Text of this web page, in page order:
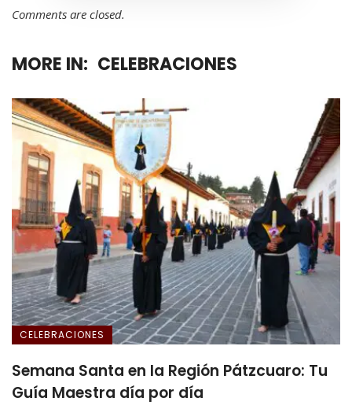
Comments are closed.
MORE IN: CELEBRACIONES
CELEBRACIONES
Semana Santa en la Región Pátzcuaro: Tu
Guía Maestra día por día